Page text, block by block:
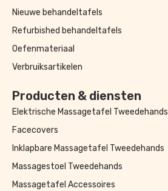
Nieuwe behandeltafels
Refurbished behandeltafels
Oefenmateriaal
Verbruiksartikelen
Producten & diensten
Elektrische Massagetafel Tweedehands
Facecovers
Inklapbare Massagetafel Tweedehands
Massagestoel Tweedehands
Massagetafel Accessoires